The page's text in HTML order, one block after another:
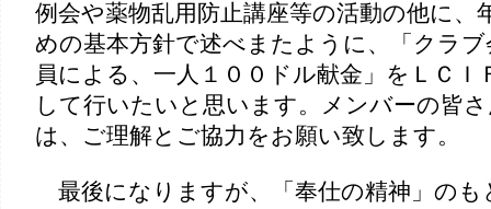
例会や薬物乱用防止講座等の活動の他に、
めの基本方針で述べまたように、「クラブ
員による、一人１００ドル献金」をＬＣＩ
して行いたいと思います。メンバーの皆
は、ご理解とご協力をお願い致します。
最後になりますが、「奉仕の精神」のも